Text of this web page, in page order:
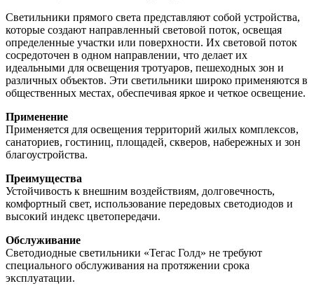
Светильники прямого света представляют собой устройства,
которые создают направленный световой поток, освещая
определенные участки или поверхности. Их световой поток
сосредоточен в одном направлении, что делает их
идеальными для освещения тротуаров, пешеходных зон и
различных объектов. Эти светильники широко применяются в
общественных местах, обеспечивая яркое и четкое освещение.
Применение
Применяется для освещения территорий жилых комплексов,
санаториев, гостиниц, площадей, скверов, набережных и зон
благоустройства.
Преимущества
Устойчивость к внешним воздействиям, долговечность,
комфортный свет, использование передовых светодиодов и
высокий индекс цветопередачи.
Обслуживание
Светодиодные светильники «Тегас Голд» не требуют
специального обслуживания на протяжении срока
эксплуатации.